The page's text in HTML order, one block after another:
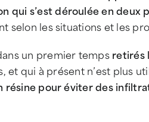
qui s’est déroulée en deux
selon les situations et les
un premier tempsretirés
et qui à présent n’est plus
pour éviter des